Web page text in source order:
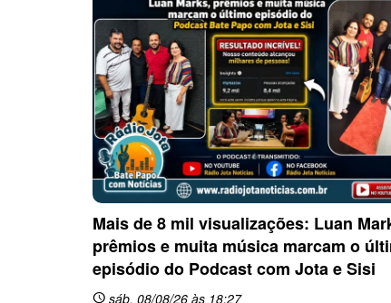
Mais de 8 mil visualizações: Luan
prêmios e muita música marcam o
episódio do Podcast com Jota e Sisi
schedule sáb, 08/08/26 às 18:27